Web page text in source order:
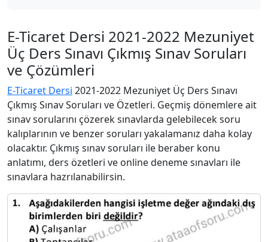
E-Ticaret Dersi 2021-2022 Mezuniyet
Üç Ders Sınavı Çıkmış Sınav Soruları
ve Çözümleri
E-Ticaret Dersi 2021-2022 Mezuniyet Üç Ders Sınavı
Çıkmış Sınav Soruları ve Özetleri. Geçmiş dönemlere ait
sınav sorularını çözerek sınavlarda gelebilecek soru
kalıplarının ve benzer soruları yakalamanız daha kolay
olacaktır. Çıkmış sınav soruları ile beraber konu
anlatımı, ders özetleri ve online deneme sınavları ile
sınavlara hazrılanabilirsin.